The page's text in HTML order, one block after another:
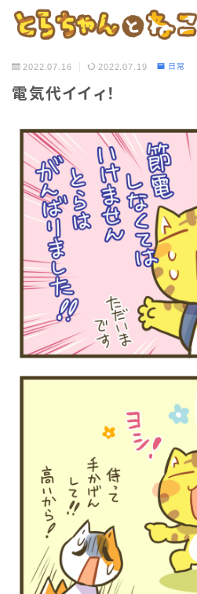
2022.07.16 2022.07.19 日常
電気代イイィ！